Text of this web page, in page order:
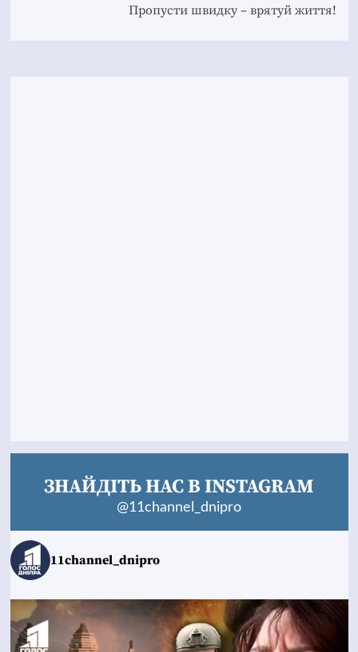
Пропусти швидку – врятуй життя!
ЗНАЙДІТЬ НАС В INSTAGRAM
@11channel_dnipro
11channel_dnipro